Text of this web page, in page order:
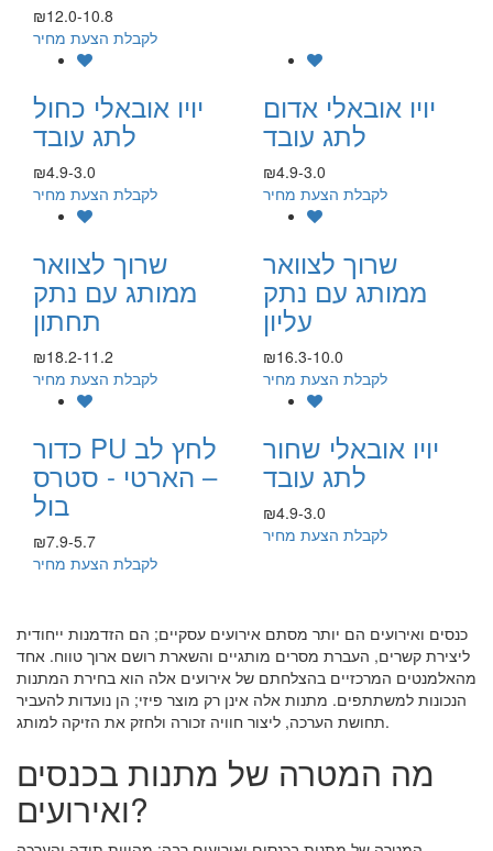
₪12.0-10.8
לקבלת הצעת מחיר
יויו אובאלי אדום
לתג עובד
₪4.9-3.0
לקבלת הצעת מחיר
יויו אובאלי כחול
לתג עובד
₪4.9-3.0
לקבלת הצעת מחיר
שרוך לצוואר
ממותג עם נתק
עליון
₪16.3-10.0
לקבלת הצעת מחיר
שרוך לצוואר
ממותג עם נתק
תחתון
₪18.2-11.2
לקבלת הצעת מחיר
יויו אובאלי שחור
לתג עובד
₪4.9-3.0
לקבלת הצעת מחיר
כדור PU לחץ לב
– הארטי - סטרס
בול
₪7.9-5.7
לקבלת הצעת מחיר
כנסים ואירועים הם יותר מסתם אירועים עסקיים; הם הזדמנות ייחודית
ליצירת קשרים, העברת מסרים מותגיים והשארת רושם ארוך טווח. אחד
מהאלמנטים המרכזיים בהצלחתם של אירועים אלה הוא בחירת המתנות
הנכונות למשתתפים. מתנות אלה אינן רק מוצר פיזי; הן נועדות להעביר
תחושת הערכה, ליצור חוויה זכורה ולחזק את הזיקה למותג.
מה המטרה של מתנות בכנסים
ואירועים?